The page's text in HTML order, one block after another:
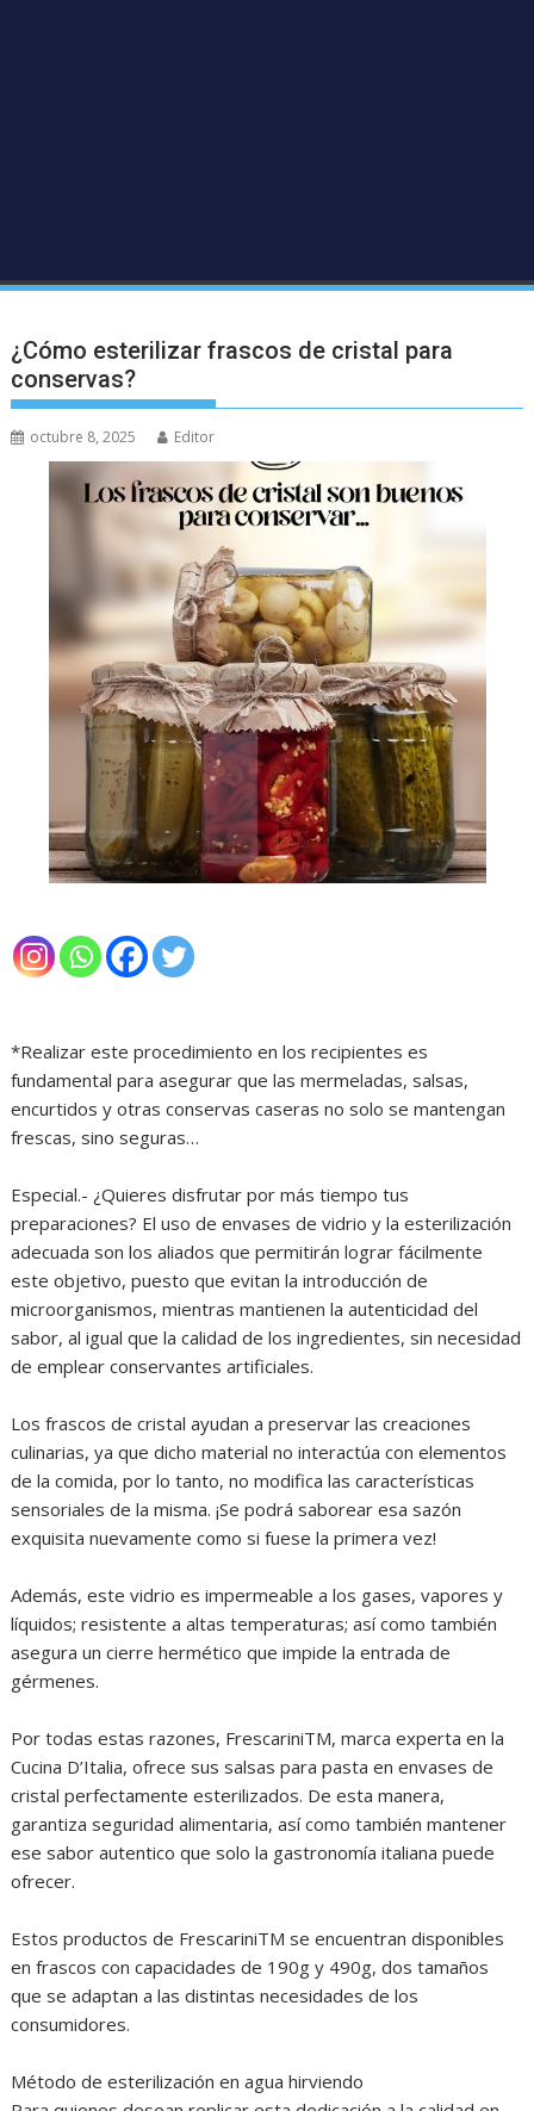
¿Cómo esterilizar frascos de cristal para
conservas?
octubre 8, 2025 Editor
*Realizar este procedimiento en los recipientes es
fundamental para asegurar que las mermeladas, salsas,
encurtidos y otras conservas caseras no solo se mantengan
frescas, sino seguras…
Especial.- ¿Quieres disfrutar por más tiempo tus
preparaciones? El uso de envases de vidrio y la esterilización
adecuada son los aliados que permitirán lograr fácilmente
este objetivo, puesto que evitan la introducción de
microorganismos, mientras mantienen la autenticidad del
sabor, al igual que la calidad de los ingredientes, sin necesidad
de emplear conservantes artificiales.
Los frascos de cristal ayudan a preservar las creaciones
culinarias, ya que dicho material no interactúa con elementos
de la comida, por lo tanto, no modifica las características
sensoriales de la misma. ¡Se podrá saborear esa sazón
exquisita nuevamente como si fuese la primera vez!
Además, este vidrio es impermeable a los gases, vapores y
líquidos; resistente a altas temperaturas; así como también
asegura un cierre hermético que impide la entrada de
gérmenes.
Por todas estas razones, FrescariniTM, marca experta en la
Cucina D’Italia, ofrece sus salsas para pasta en envases de
cristal perfectamente esterilizados. De esta manera,
garantiza seguridad alimentaria, así como también mantener
ese sabor autentico que solo la gastronomía italiana puede
ofrecer.
Estos productos de FrescariniTM se encuentran disponibles
en frascos con capacidades de 190g y 490g, dos tamaños
que se adaptan a las distintas necesidades de los
consumidores.
Método de esterilización en agua hirviendo